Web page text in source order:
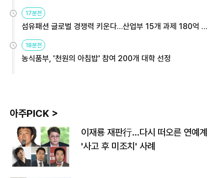
용해야
17분전
섬유패션 글로벌 경쟁력 키운다…산업부 15개 과제 180억 지
원
18분전
농식품부, '천원의 아침밥' 참여 200개 대학 선정
아주PICK >
이재룡 재판行…다시 떠오른 연예계
'사고 후 미조치' 사례